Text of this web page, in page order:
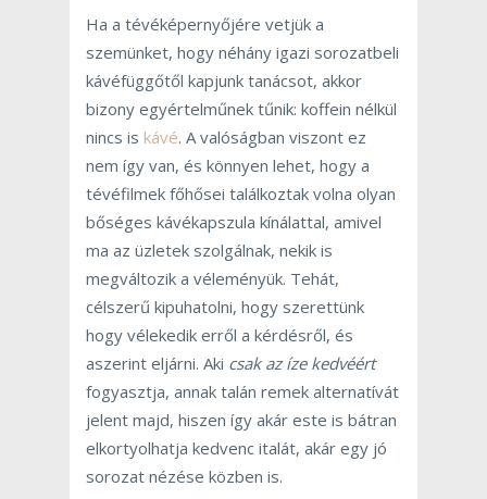
Ha a tévéképernyőjére vetjük a
szemünket, hogy néhány igazi sorozatbeli
kávéfüggőtől kapjunk tanácsot, akkor
bizony egyértelműnek tűnik: koffein nélkül
nincs is kávé. A valóságban viszont ez
nem így van, és könnyen lehet, hogy a
tévéfilmek főhősei találkoztak volna olyan
bőséges kávékapszula kínálattal, amivel
ma az üzletek szolgálnak, nekik is
megváltozik a véleményük. Tehát,
célszerű kipuhatolni, hogy szerettünk
hogy vélekedik erről a kérdésről, és
aszerint eljárni. Aki csak az íze kedvéért
fogyasztja, annak talán remek alternatívát
jelent majd, hiszen így akár este is bátran
elkortyolhatja kedvenc italát, akár egy jó
sorozat nézése közben is.